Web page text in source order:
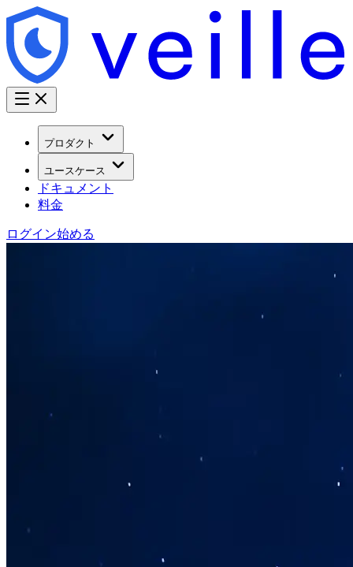
プロダクト
ユースケース
ドキュメント
料金
ログイン始める